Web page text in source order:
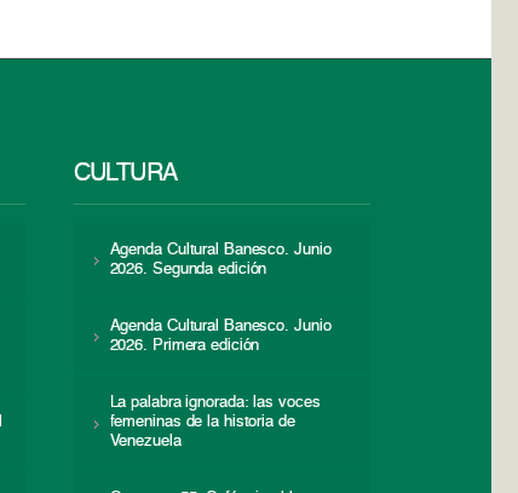
CULTURA
Agenda Cultural Banesco. Junio
2026. Segunda edición
Agenda Cultural Banesco. Junio
2026. Primera edición
La palabra ignorada: las voces
femeninas de la historia de
Venezuela